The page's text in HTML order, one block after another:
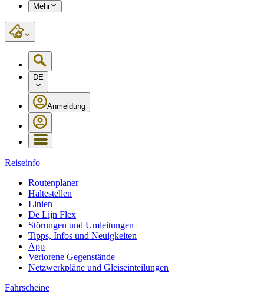
Mehr
DE
Anmeldung
Reiseinfo
Routenplaner
Haltestellen
Linien
De Lijn Flex
Störungen und Umleitungen
Tipps, Infos und Neuigkeiten
App
Verlorene Gegenstände
Netzwerkpläne und Gleiseinteilungen
Fahrscheine